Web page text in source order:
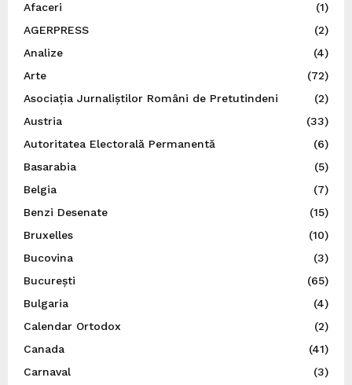
Afaceri
(1)
AGERPRESS
(2)
Analize
(4)
Arte
(72)
Asociația Jurnaliștilor Români de Pretutindeni
(2)
Austria
(33)
Autoritatea Electorală Permanentă
(6)
Basarabia
(5)
Belgia
(7)
Benzi Desenate
(15)
Bruxelles
(10)
Bucovina
(3)
București
(65)
Bulgaria
(4)
Calendar Ortodox
(2)
Canada
(41)
Carnaval
(3)